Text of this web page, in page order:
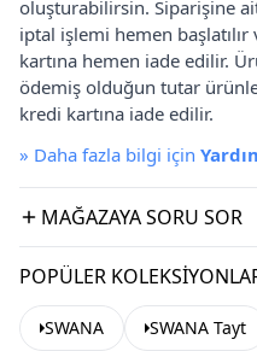
oluşturabilirsin. Siparişine
iptal işlemi hemen
kartına hemen iade edilir.
ödemiş olduğun tutar
kredi kartına iade edilir.
» Daha fazla bilgi için
MAĞAZAYA SORU SOR
POPÜLER
SWANA SWANA Tayt